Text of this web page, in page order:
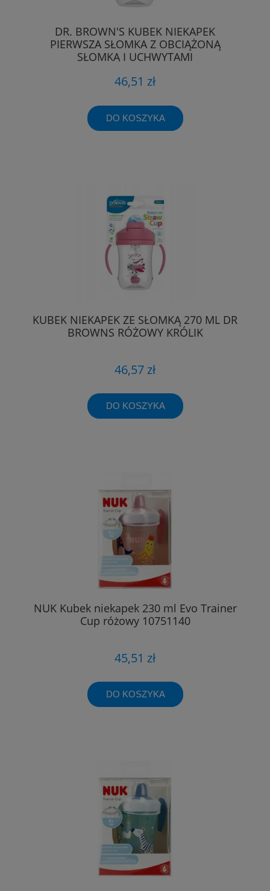
DR. BROWN'S KUBEK NIEKAPEK
PIERWSZA SŁOMKA Z OBCIĄŻONĄ
SŁOMKĄ I UCHWYTAMI
46,51 zł
DO KOSZYKA
KUBEK NIEKAPEK ZE SŁOMKĄ 270 ML DR
BROWNS RÓŻOWY KRÓLIK
46,57 zł
DO KOSZYKA
NUK Kubek niekapek 230 ml Evo Trainer
Cup różowy 10751140
45,51 zł
DO KOSZYKA